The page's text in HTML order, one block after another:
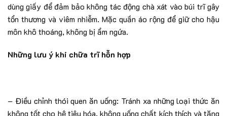
dùng giấy để đảm bảo không tác động chà xát vào búi trĩ gây
tổn thương và viêm nhiễm. Mặc quần áo rộng để giữ cho hậu
môn khô thoáng, không bị ẩm ngứa.
Những lưu ý khi chữa trĩ hỗn hợp
– Điều chỉnh thói quen ăn uống: Tránh xa những loại thức ăn
không tốt cho hệ tiêu hóa, không uống chất kích thích và tăng